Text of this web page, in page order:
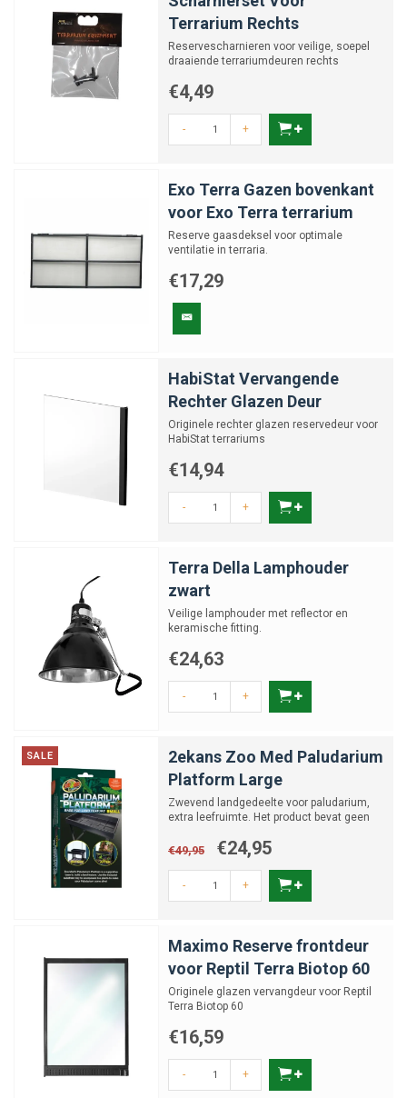
Terrarium Rechts
Reservescharnieren voor veilige, soepel
draaiende terrariumdeuren rechts
€4,49
- +
Exo Terra Gazen bovenkant
voor Exo Terra terrarium
Reserve gaasdeksel voor optimale
ventilatie in terraria.
€17,29
HabiStat Vervangende
Rechter Glazen Deur
Originele rechter glazen reservedeur voor
HabiStat terrariums
€14,94
- +
Terra Della Lamphouder
zwart
Veilige lamphouder met reflector en
keramische fitting.
€24,63
- +
SALE
2ekans Zoo Med Paludarium
Platform Large
Zwevend landgedeelte voor paludarium,
extra leefruimte. Het product bevat geen
€49,95 €24,95
- +
Maximo Reserve frontdeur
voor Reptil Terra Biotop 60
Originele glazen vervangdeur voor Reptil
Terra Biotop 60
€16,59
- +